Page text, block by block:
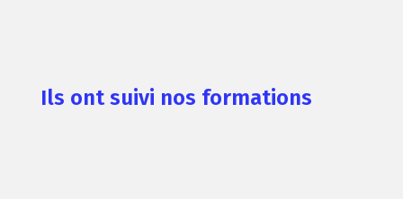
Ils ont suivi nos formations